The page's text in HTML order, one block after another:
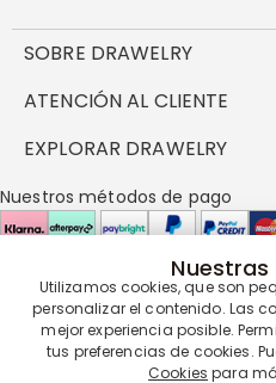
SOBRE DRAWELRY
Sobre nosotros
política de privacidad
Preguntas frecuentes
Política de cookies
ATENCIÓN AL CLIENTE
Envío y entrega
Devolución en 60 días
Cómo cuidar
EXPLORAR DRAWELRY
Drawelry Prime
Programa de Recompensas
Nuestros métodos de pago
Nuestros socios de entrega
Nuestra garantía de servicio
Nuestras
Utilizamos cookies, que son
personalizar el contenido. Las
mejor experiencia posible.
tus preferencias de cookies.
Cookies para